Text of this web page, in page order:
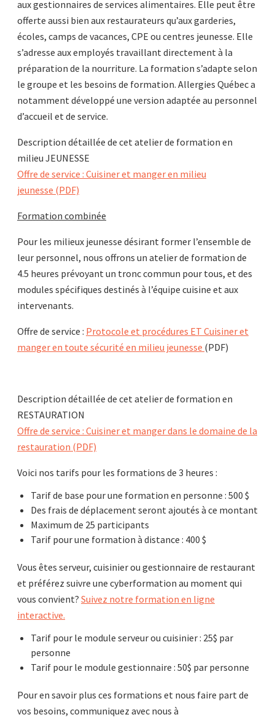
aux gestionnaires de services alimentaires. Elle peut être
offerte aussi bien aux restaurateurs qu’aux garderies,
écoles, camps de vacances, CPE ou centres jeunesse. Elle
s’adresse aux employés travaillant directement à la
préparation de la nourriture. La formation s’adapte selon
le groupe et les besoins de formation. Allergies Québec a
notamment développé une version adaptée au personnel
d’accueil et de service.
Description détaillée de cet atelier de formation en
milieu JEUNESSE
Offre de service : Cuisiner et manger en milieu
jeunesse (PDF)
Formation combinée
Pour les milieux jeunesse désirant former l’ensemble de
leur personnel, nous offrons un atelier de formation de
4.5 heures prévoyant un tronc commun pour tous, et des
modules spécifiques destinés à l’équipe cuisine et aux
intervenants.
Offre de service : Protocole et procédures ET Cuisiner et
manger en toute sécurité en milieu jeunesse (PDF)
Description détaillée de cet atelier de formation en
RESTAURATION
Offre de service : Cuisiner et manger dans le domaine de la
restauration (PDF)
Voici nos tarifs pour les formations de 3 heures :
Tarif de base pour une formation en personne : 500 $
Des frais de déplacement seront ajoutés à ce montant
Maximum de 25 participants
Tarif pour une formation à distance : 400 $
Vous êtes serveur, cuisinier ou gestionnaire de restaurant
et préférez suivre une cyberformation au moment qui
vous convient? Suivez notre formation en ligne
interactive.
Tarif pour le module serveur ou cuisinier : 25$ par
personne
Tarif pour le module gestionnaire : 50$ par personne
Pour en savoir plus ces formations et nous faire part de
vos besoins, communiquez avec nous à